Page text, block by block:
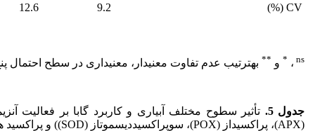
CV (%)
9.2
12.6
ns ، * و ** به­ترتیب عدم تفاوت معنی­دار، معنی­داری در سطح احتمال
جدول 5.
تأثیر سطوح مختلف آبیاری و کاربرد گابا بر فعالیت
(APX)، پراکسیداز (POX)، سوپراکسید­دیسموتاز (SOD)) و پراکسید هیدروژن (H